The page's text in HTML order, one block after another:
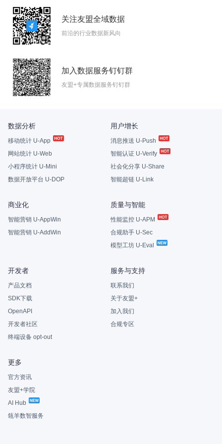
关注友盟全域数据
前沿的行业数据新风向
加入数据服务钉钉群
友盟+专属数据服务钉钉群
数据分析
移动统计 U-App
网站统计 U-Web
小程序统计 U-Mini
数据开放平台 U-DOP
用户增长
消息推送 U-Push
智能认证 U-Verify
社会化分享 U-Share
智能超链 U-Link
商业化
智能营销 U-AppWin
智能营销 U-AddWin
质量与智能
性能监控 U-APM
合规助手 U-Sec
模型工坊 U-Eval
开发者
产品文档
SDK下载
OpenAPI
开发者社区
终端设备 opt-out
服务与支持
联系我们
关于友盟+
加入我们
合规专区
更多
官方资讯
友盟+学院
AI Hub
瓴羊数智服务